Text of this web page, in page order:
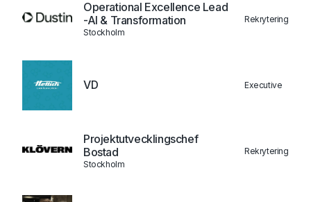
Operational Excellence Lead
-AI & Transformation
Stockholm
Rekrytering
VD Executive
Projektutvecklingschef
Bostad
Stockholm
Rekrytering